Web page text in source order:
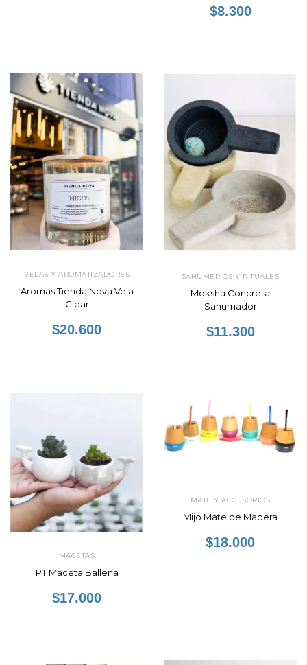
$8.300
VELAS Y AROMATIZADORES
Aromas Tienda Nova Vela
Clear
$20.600
SAHUMERIOS Y RITUALES
Moksha Concreta
Sahumador
$11.300
MACETAS
PT Maceta Ballena
$17.000
MATE Y ACCESORIOS
Mijo Mate de Madera
$18.000